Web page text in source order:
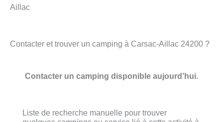
Aillac
Contacter et trouver un camping à Carsac-Aillac 24200 ?
Contacter un camping disponible aujourd’hui.
Liste de recherche manuelle pour trouver